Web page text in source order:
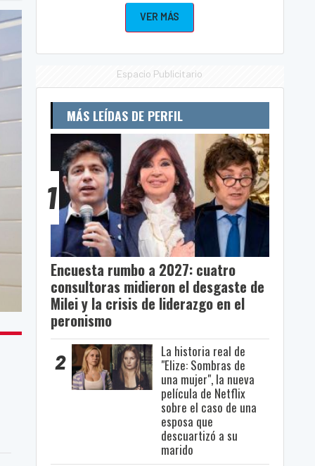
VER MÁS
Espacio Publicitario
MÁS LEÍDAS DE PERFIL
1
Encuesta rumbo a 2027: cuatro
consultoras midieron el desgaste de
Milei y la crisis de liderazgo en el
peronismo
2
La historia real de
"Elize: Sombras de
una mujer", la nueva
película de Netflix
sobre el caso de una
esposa que
descuartizó a su
marido